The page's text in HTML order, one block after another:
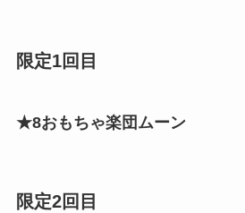
限定1回目
★8おもちゃ楽団ムーン
限定2回目